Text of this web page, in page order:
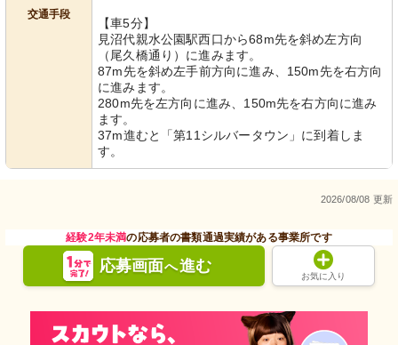
交通手段
【車5分】
見沼代親水公園駅西口から68m先を斜め左方向
（尾久橋通り）に進みます。
87m先を斜め左手前方向に進み、150m先を右方向
に進みます。
280m先を左方向に進み、150m先を右方向に進み
ます。
37m進むと「第11シルバータウン」に到着しま
す。
2026/08/08 更新
経験2年未満の応募者の書類通過実績がある事業所です
応募画面へ進む
お気に入り